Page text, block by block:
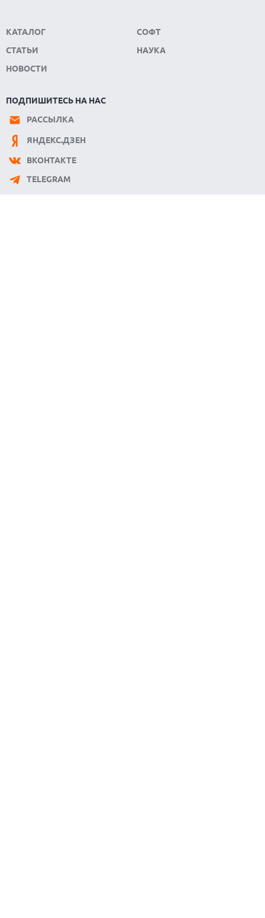
КАТАЛОГ
СТАТЬИ
НОВОСТИ
СОФТ
НАУКА
ПОДПИШИТЕСЬ НА НАС
РАССЫЛКА
ЯНДЕКС.ДЗЕН
ВКОНТАКТЕ
TELEGRAM